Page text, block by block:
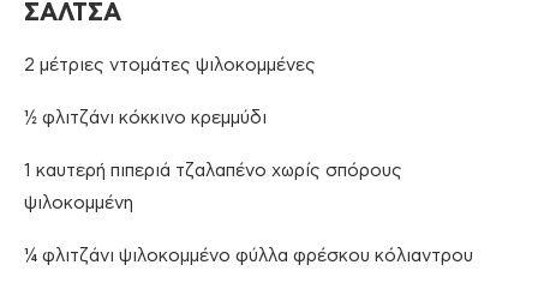
ΣΑΛΤΣΑ
2 μέτριες ντομάτες ψιλοκομμένες
½ φλιτζάνι κόκκινο κρεμμύδι
1 καυτερή πιπεριά τζαλαπένο χωρίς σπόρους
ψιλοκομμένη
¼ φλιτζάνι ψιλοκομμένο φύλλα φρέσκου ​​κόλιαντρου